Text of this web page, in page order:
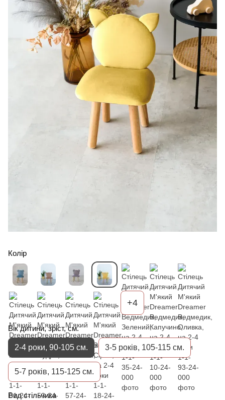
Колір
+4
Вік дитини, зріст, см.
2-4 роки, 90-105 см. 3-5 років, 105-115 см.
5-7 років, 115-125 см.
Вид стільчика